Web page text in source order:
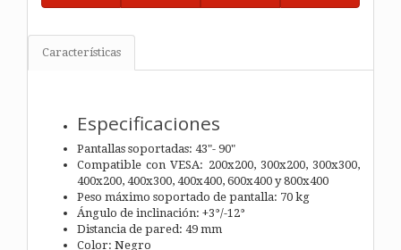
Características
Especificaciones
Pantallas soportadas: 43"- 90"
Compatible con VESA: 200x200, 300x200, 300x300,
400x200, 400x300, 400x400, 600x400 y 800x400
Peso máximo soportado de pantalla: 70 kg
Ángulo de inclinación: +3°/-12°
Distancia de pared: 49 mm
Color: Negro